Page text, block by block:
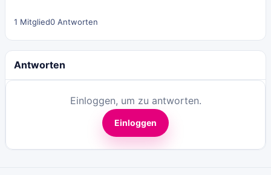
1 Mitglied0 Antworten
Antworten
Einloggen, um zu antworten.
Einloggen